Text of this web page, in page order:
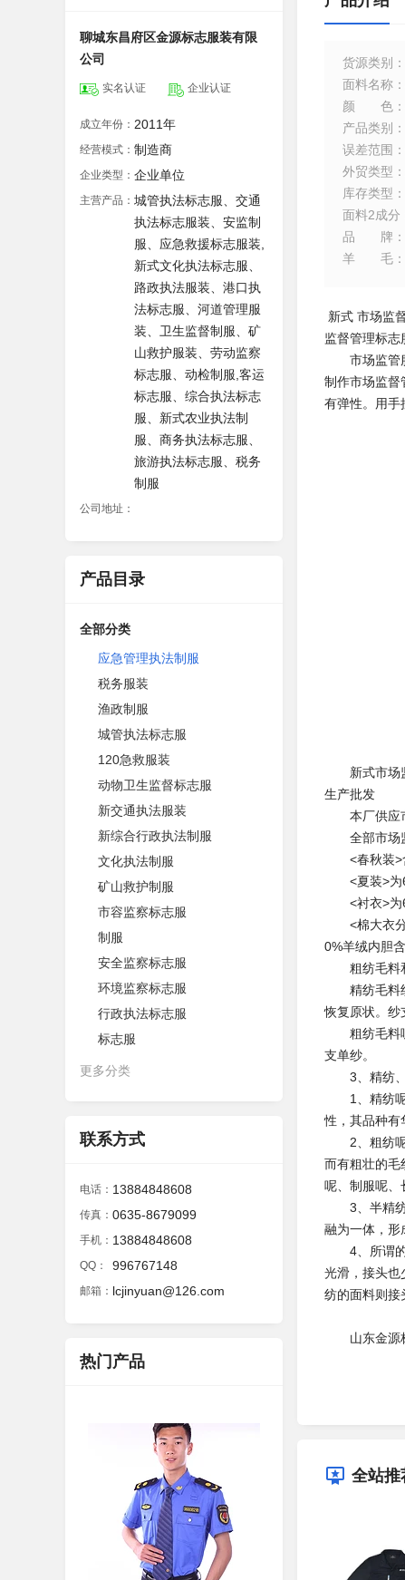
聊城东昌府区金源标志服装有限
公司
实名认证 企业认证
成立年份： 2011年
经营模式： 制造商
企业类型： 企业单位
主营产品： 城管执法标志服、交通
执法标志服装、安监制
服、应急救援标志服装,
新式文化执法标志服、
路政执法服装、港口执
法标志服、河道管理服
装、卫生监督制服、矿
山救护服装、劳动监察
标志服、动检制服,客运
标志服、综合执法标志
服、新式农业执法制
服、商务执法标志服、
旅游执法标志服、税务
制服
公司地址：
产品目录
全部分类
应急管理执法制服
税务服装
渔政制服
城管执法标志服
120急救服装
动物卫生监督标志服
新交通执法服装
新综合行政执法制服
文化执法制服
矿山救护制服
市容监察标志服
制服
安全监察标志服
环境监察标志服
行政执法标志服
标志服
更多分类
联系方式
电话： 13884848608
传真： 0635-8679099
手机： 13884848608
QQ： 996767148
邮箱： lcjinyuan@126.com
热门产品
货源类别 ：
面料名称 ：
颜色 ：
产品类别 ：
误差范围 ：
外贸类型 ：
库存类型 ：
面料2成分
品牌 ：
羊毛 ：
新式 市场监
监督管理标志
市场监管
制作市场监督
有弹性。用手
新式市场监
生产批发
本厂供应市
全部市场监
<春秋装>含
<夏装>为
<衬衣>为
<棉大衣分
0%羊绒内胆
粗纺毛料和
精纺毛料织
恢复原状。纱
粗纺毛料呢
支单纱。
3、精纺、
1、精纺呢
性，其品种有
2、粗纺呢
而有粗壮的毛
呢、制服呢、
3、半精纺
融为一体，形
4、所谓的
光滑，接头也
纺的面料则接
山东金源标
全站推